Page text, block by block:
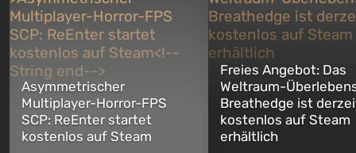
Asymmetrischer
Multiplayer-Horror-FPS
SCP: ReEnter startet
kostenlos auf Steam
Freies Angebot: Das
Weltraum-
Breathedge ist
kostenlos auf Steam
erhältlich